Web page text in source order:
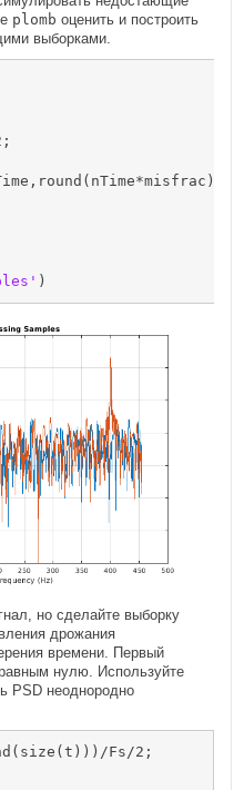
plomb оценить и построить
выборками.
)
но сделайте выборку
дрожания
времени. Первый
нулю. Используйте
PSD неоднородно
Fs/2;